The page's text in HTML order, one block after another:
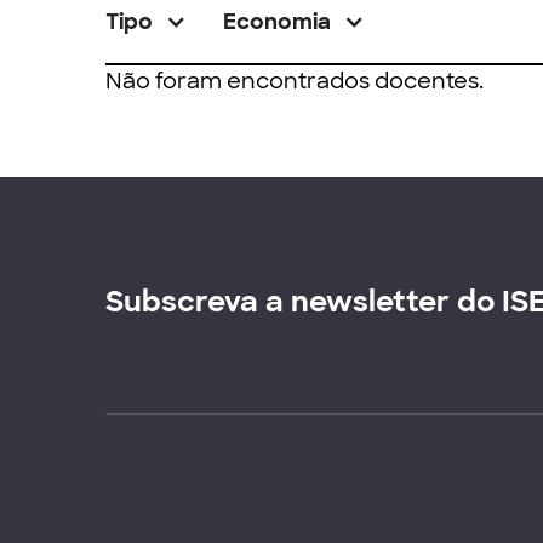
Tipo Economia
Não foram encontrados docentes.
Subscreva a newsletter do